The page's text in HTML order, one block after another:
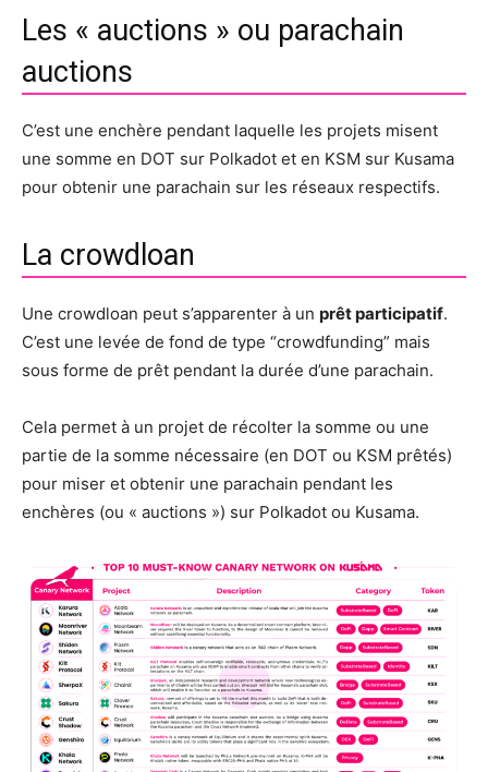
Les « auctions » ou parachain
auctions
C’est une enchère pendant laquelle les projets misent
une somme en DOT sur Polkadot et en KSM sur Kusama
pour obtenir une parachain sur les réseaux respectifs.
La crowdloan
Une crowdloan peut s’apparenter à un prêt participatif.
C’est une levée de fond de type “crowdfunding” mais
sous forme de prêt pendant la durée d’une parachain.
Cela permet à un projet de récolter la somme ou une
partie de la somme nécessaire (en DOT ou KSM prêtés)
pour miser et obtenir une parachain pendant les
enchères (ou « auctions ») sur Polkadot ou Kusama.